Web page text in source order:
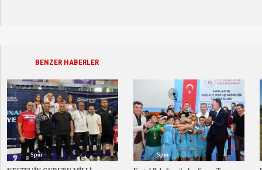
BENZER HABERLER
Spor Spor